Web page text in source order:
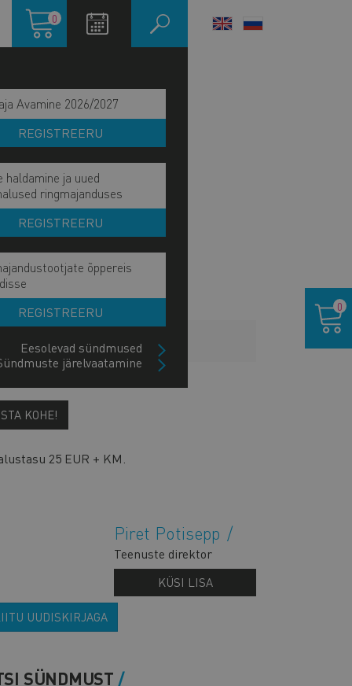
Ostukorv
0
Avamine 2026/2027
REGISTREERU
haldamine ja uued
ringmajanduses
REGISTREERU
õppereis
REGISTREERU
Eesolevad sündmused
järelvaatamine
LANGUAGE
0
HINNAKIRI
KOHE!
25 EUR + KM.
Piret Potisepp
Teenuste direktor
KÜSI LISA
UUDISKIRJAGA
SÜNDMUST